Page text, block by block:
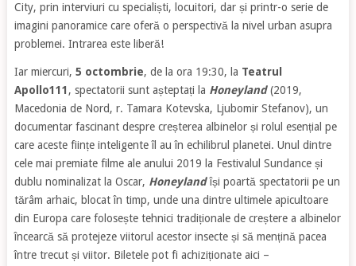
City, prin interviuri cu specialiști, locuitori, dar și printr-o serie de
imagini panoramice care oferă o perspectivă la nivel urban asupra
problemei. Intrarea este liberă!
Iar miercuri, 5 octombrie, de la ora 19:30, la Teatrul
Apollo111 , spectatorii sunt așteptați la Honeyland(2019,
Macedonia de Nord, r. Tamara Kotevska, Ljubomir Stefanov), un
documentar fascinant despre creșterea albinelor și rolul esențial pe
care aceste ființe inteligente îl au în echilibrul planetei. Unul dintre
cele mai premiate filme ale anului 2019 la Festivalul Sundance și
dublu nominalizat la Oscar, Honeylandîși poartă spectatorii pe un
tărâm arhaic, blocat în timp, unde una dintre ultimele apicultoare
din Europa care folosește tehnici tradiționale de creștere a albinelor
încearcă să protejeze viitorul acestor insecte și să mențină pacea
între trecut și viitor. Biletele pot fi achiziționate aici –